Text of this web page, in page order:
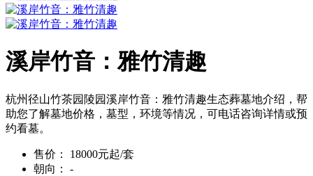
溪岸竹音：雅竹清趣
杭州径山竹茶园陵园溪岸竹音：雅竹清趣生态葬墓地介绍，帮
助您了解墓地价格，墓型，环境等情况，可电话咨询详情或预
约看墓。
售价：
18000元起/套
朝向：
-